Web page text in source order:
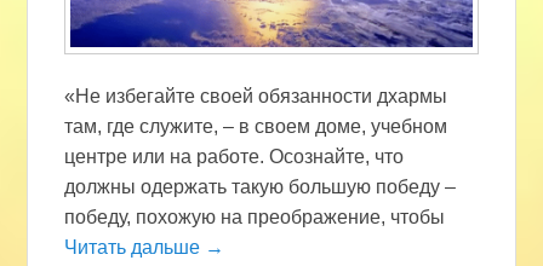
«Не избегайте своей обязанности дхармы
там, где служите, – в своем доме, учебном
центре или на работе. Осознайте, что
должны одержать такую большую победу –
победу, похожую на преображение, чтобы
Читать дальше →